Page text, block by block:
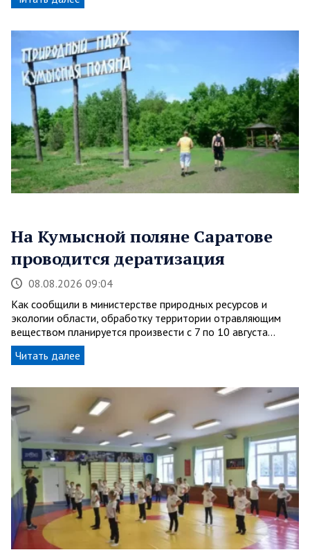
На Кумысной поляне Саратове
проводится дератизация
08.08.2026 09:04
Как сообщили в министерстве природных ресурсов и
экологии области, обработку территории отравляющим
веществом планируется произвести с 7 по 10 августа…
Читать далее